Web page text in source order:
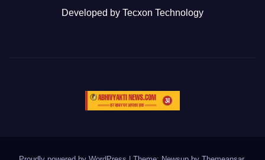
Developed by Tecxon Technology